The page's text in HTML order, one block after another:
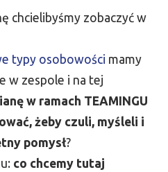
chcielibyśmy zobaczyć w
typy osobowości mamy
w zespole i na tej
w ramach TEAMINGU
żeby czuli, myśleli i
pomysł?
co chcemy tutaj